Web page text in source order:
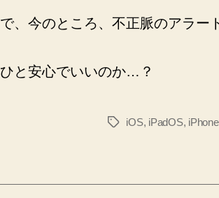
で、今のところ、不正脈のアラー
ひと安心でいいのか…？
タ
iOS, iPadOS,